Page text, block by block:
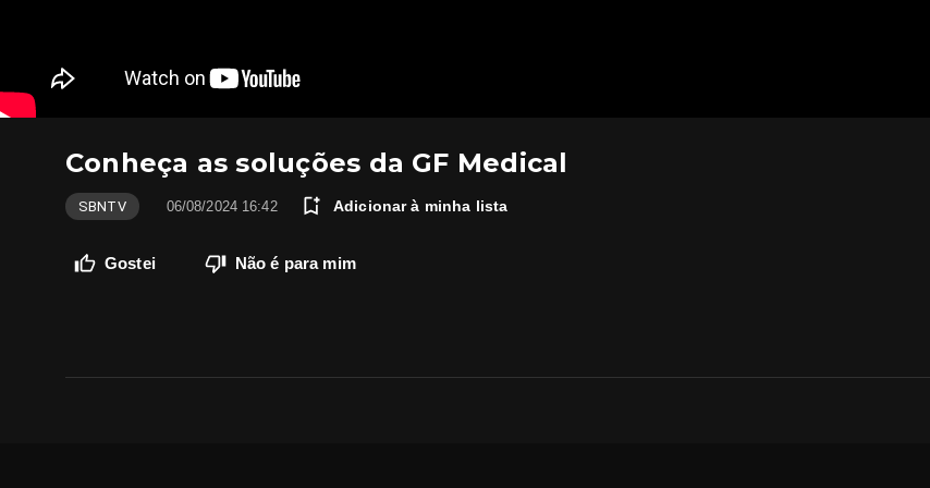
Conheça as soluções da GF Medical
SBNTV 06/08/2024 16:42 Adicionar à minha lista
Gostei Não é para mim